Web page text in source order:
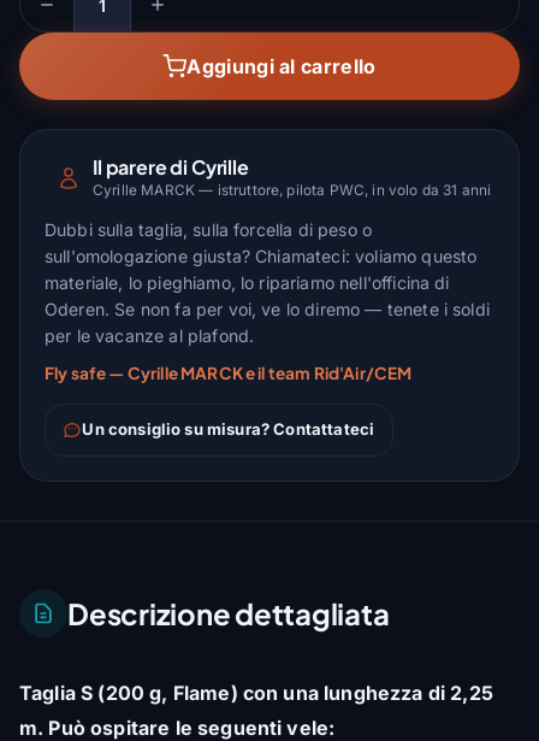
Quantità
Aggiungi al carrello
Il parere di Cyrille
Cyrille MARCK — istruttore, pilota PWC, in volo da 31 anni
Dubbi sulla taglia, sulla forcella di peso o
sull'omologazione giusta? Chiamateci: voliamo questo
materiale, lo pieghiamo, lo ripariamo nell'officina di
Oderen. Se non fa per voi, ve lo diremo — tenete i soldi
per le vacanze al plafond.
Fly safe — Cyrille MARCK e il team Rid'Air/CEM
Un consiglio su misura? Contattateci
Descrizione dettagliata
Taglia S (200 g, Flame) con una lunghezza di 2,25
m. Può ospitare le seguenti vele: